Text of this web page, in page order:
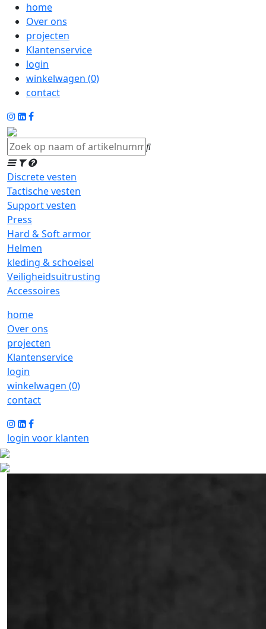
home
Over ons
projecten
Klantenservice
login
winkelwagen (0)
contact
Discrete vesten
Tactische vesten
Support vesten
Press
Hard & Soft armor
Helmen
kleding & schoeisel
Veiligheidsuitrusting
Accessoires
home
Over ons
projecten
Klantenservice
login
winkelwagen (0)
contact
login voor klanten